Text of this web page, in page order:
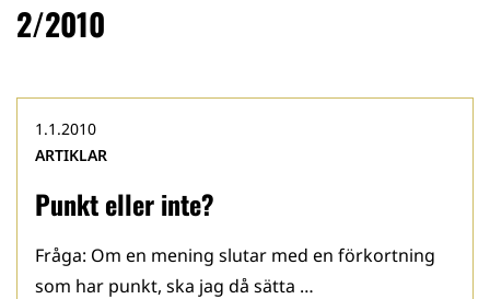
2/2010
Punkt eller inte?
1.1.2010
ARTIKLAR
Fråga: Om en mening slutar med en förkortning
som har punkt, ska jag då sätta …